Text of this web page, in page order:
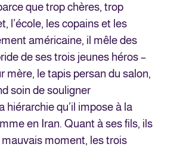
que trop chères, trop
l’école, les copains et les
américaine, il mêle des
de ses trois jeunes héros –
mère, le tapis persan du salon,
soin de souligner
hiérarchie qu’il impose à la
en Iran. Quant à ses fils, ils
mauvais moment, les trois